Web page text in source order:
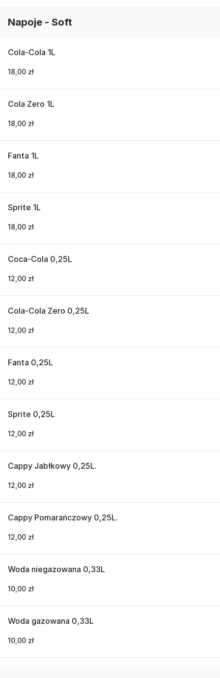
Napoje - Soft
Cola-Cola 1L
18,00 zł
Cola Zero 1L
18,00 zł
Fanta 1L
18,00 zł
Sprite 1L
18,00 zł
Coca-Cola 0,25L
12,00 zł
Cola-Cola Zero 0,25L
12,00 zł
Fanta 0,25L
12,00 zł
Sprite 0,25L
12,00 zł
Cappy Jabłkowy 0,25L.
12,00 zł
Cappy Pomarańczowy 0,25L.
12,00 zł
Woda niegazowana 0,33L
10,00 zł
Woda gazowana 0,33L
10,00 zł